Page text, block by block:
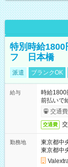
特別時給1800
フ 日本橋
派遣 ブランクOK
給与
時給
前払いで
交通
交通費
勤務地
東京都中
東京都中